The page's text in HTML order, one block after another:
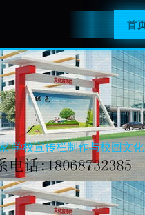
首
学校宣传栏制作与校园文